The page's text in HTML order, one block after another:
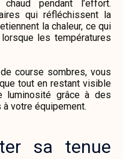
pendant l’effort.
qui réfléchissent la
la chaleur, ce qui
les températures
course sombres, vous
tout en restant visible
luminosité grâce à des
votre équipement.
sa tenue